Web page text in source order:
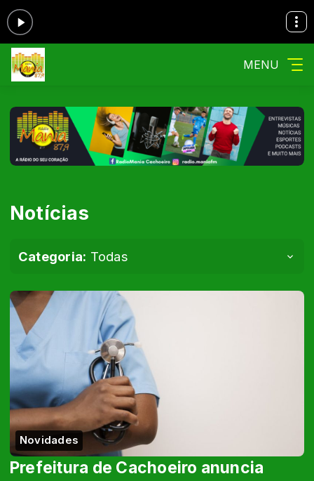
MENU
Notícias
Categoria: Todas
Novidades
Prefeitura de Cachoeiro anuncia